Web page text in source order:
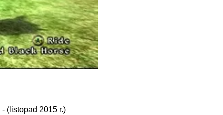
(listopad 2015 r.)